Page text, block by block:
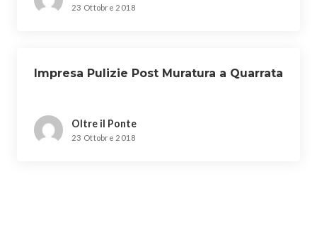
23 Ottobre 2018
Impresa Pulizie Post Muratura a Quarrata
Oltre il Ponte
23 Ottobre 2018